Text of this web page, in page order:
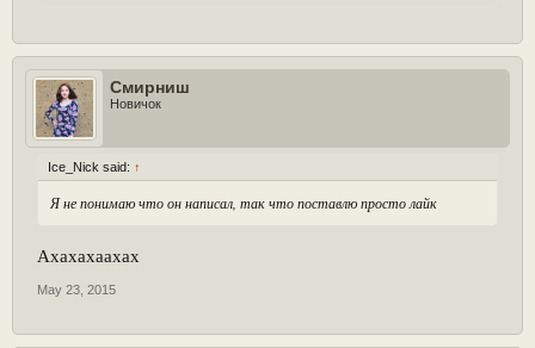
Смирниш
Новичок
Ice_Nick said: ↑
Я не понимаю что он написал, так что поставлю просто лайк
Ахахахаахах
May 23, 2015